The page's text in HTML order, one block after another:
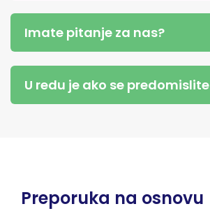
Imate pitanje za nas?
U redu je ako se predomislite
Preporuka na osnovu